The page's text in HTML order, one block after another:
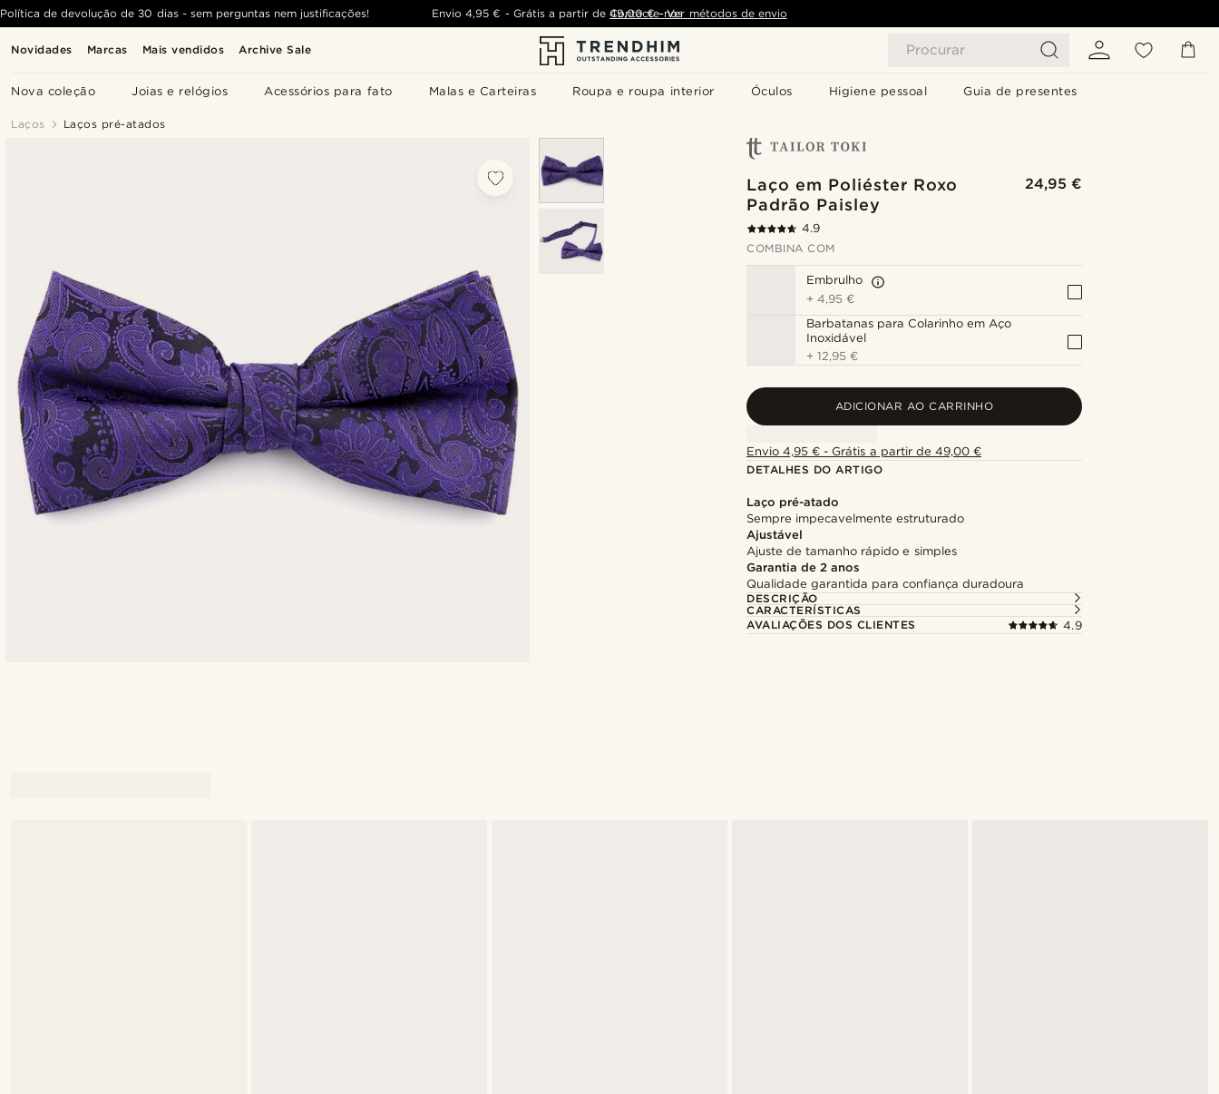
Novidades Marcas Mais vendidos Archive Sale Procurar
Nova coleção Joias e relógios Acessórios para fato Malas e Carteiras Roupa e roupa interior Óculos Higiene pessoal Guia de presentes
Política de devolução de 30 dias - sem perguntas nem justificações! Envio 4,95 € - Grátis a partir de 49,00 € - Ver métodos de envio
Contacte-nos
Laços Laços pré-atados
Laço em Poliéster Roxo
Padrão Paisley
24,95 €
4.9
COMBINA COM
Embrulho
+4,95 €
Barbatanas para Colarinho em Aço
Inoxidável
+12,95 €
ADICIONAR AO CARRINHO
Envio 4,95 € - Grátis a partir de 49,00 €
DETALHES DO ARTIGO
Laço pré-atado
Sempre impecavelmente estruturado
Ajustável
Ajuste de tamanho rápido e simples
Garantia de 2 anos
Qualidade garantida para confiança duradoura
DESCRIÇÃO
CARACTERÍSTICAS
AVALIAÇÕES DOS CLIENTES
4.9